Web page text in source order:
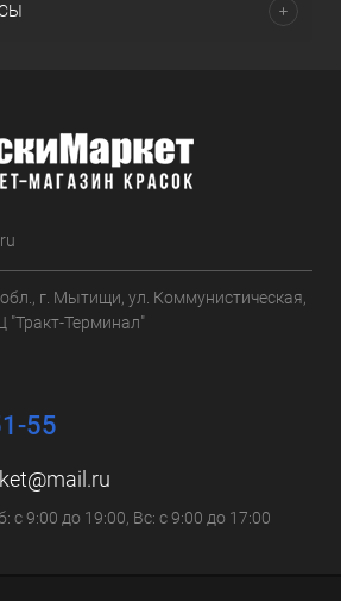
г. Мытищи, ул. Коммунистическая,
"Тракт-Терминал"
55
с 9:00 до 19:00, Вс: с 9:00 до 17:00